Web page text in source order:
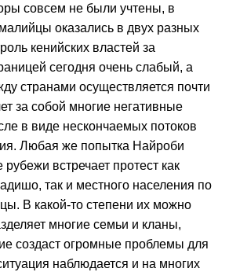
совсем не были учтены, в
оказались в двух разных
кенийских властей за
сегодня очень слабый, а
странами осуществляется почти
за собой многие негативные
в виде нескончаемых потоков
Любая же попытка Найроби
встречает протест как
так и местного населения по
В какой-то степени их можно
многие семьи и кланы,
создаст огромные проблемы для
наблюдается и на многих